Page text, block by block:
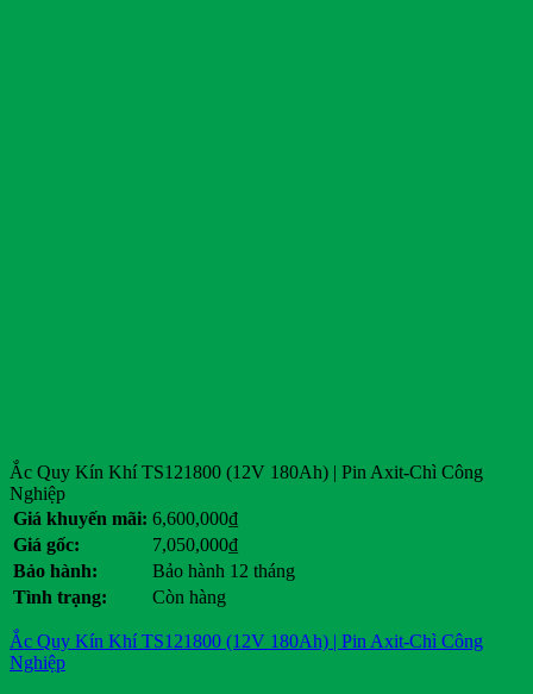
Ắc Quy Kín Khí TS121800 (12V 180Ah) | Pin Axit-Chì Công
Nghiệp
Giá khuyến mãi: 6,600,000₫
Giá gốc:
7,050,000₫
Bảo hành:
Bảo hành 12 tháng
Tình trạng:
Còn hàng
Ắc Quy Kín Khí TS121800 (12V 180Ah) | Pin Axit-Chì Công
Nghiệp